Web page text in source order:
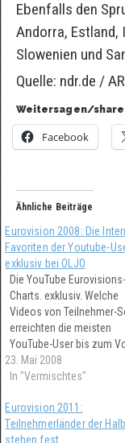
Ebenfalls den
Andorra, Estland,
Slowenien und
Quelle: ndr.de /
Weitersagen/
Facebook
Ähnliche Beiträge
Eurovision 2008: Die
Favoriten der Youtube-
exklusiv bei OLJO
Die YouTube Eurovisions-
Charts. exklusiv. Welche
Videos von Teilnehmer-
erreichten die meisten
YouTube-User bis zum
des Finales am 24.05.08?
23. Mai 2008
In "Vermischtes"
Eurovision 2011:
Teilnehmerländer der
stehen fest